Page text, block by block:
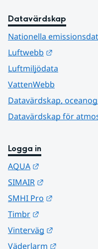
Datavärdskap
Nationella
Luftwebb
Luftmiljödata
VattenWebb
Datavärdskap,
Datavärdskap för
Logga in
AQUA
SIMAIR
SMHI Pro
Timbr
Vinterväg
Väderlarm